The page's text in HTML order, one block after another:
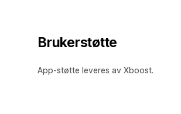
Brukerstøtte
App-støtte leveres av Xboost.